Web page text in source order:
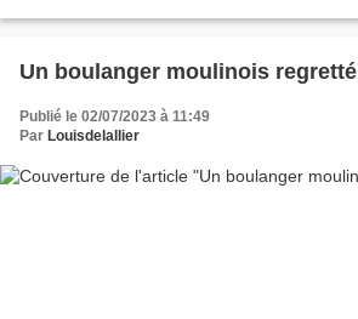
Un boulanger moulinois regretté
Publié le 02/07/2023 à 11:49
Par Louisdelallier